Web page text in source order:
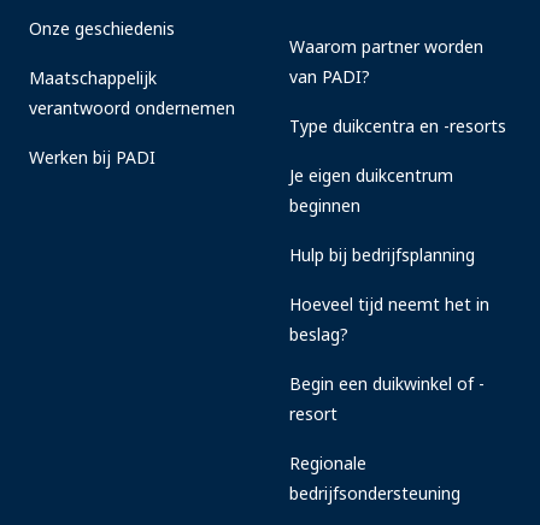
Onze geschiedenis
Maatschappelijk
verantwoord ondernemen
Werken bij PADI
Waarom partner worden
van PADI?
Type duikcentra en -resorts
Je eigen duikcentrum
beginnen
Hulp bij bedrijfsplanning
Hoeveel tijd neemt het in
beslag?
Begin een duikwinkel of -
resort
Regionale
bedrijfsondersteuning